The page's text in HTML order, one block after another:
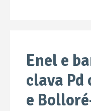
Enel e
clava Pd
e